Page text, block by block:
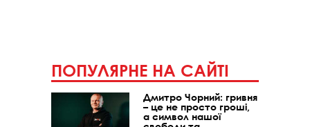
ПОПУЛЯРНЕ НА САЙТІ
Дмитро Чорний: гривня
– це не просто гроші,
а символ нашої